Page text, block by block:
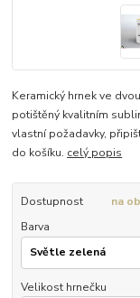
Keramický hrnek ve
potištěný kvalitním
vlastní požadavky,
do košíku. celý popis
Dostupnost
na
Barva
Velikost hrnečku